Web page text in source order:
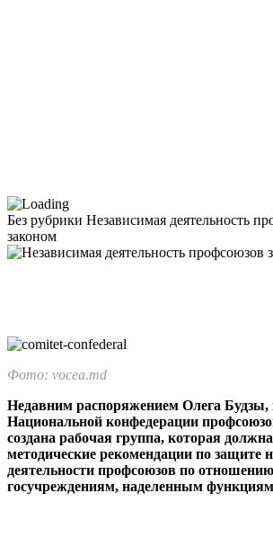
Без рубрики Независимая деятельность
законом
Фото: vocea.md
Недавним распоряжением Олега Будзы,
Национальной конфедера­ции
создана рабочая груп­па, которая
методические реко­мендации по защите
деятельности профсоюзов по
госучреждениям, наделенным